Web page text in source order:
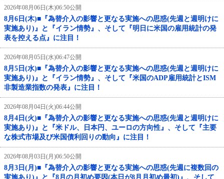
2026年08月06日(木)06:50公開
8月6日(木)■『為替介入の影響と更なる実施への思惑(先週と週明けに
実施あり)』と『イラン情勢』、そして『明日に米国の雇用統計の発
表を控える点』に注目！
2026年08月05日(水)06:47公開
8月5日(水)■『為替介入の影響と更なる実施への思惑(先週と週明けに
実施あり)』と『イラン情勢』、そして『米国のADP雇用統計とISM
非製造業指数の発表』に注目！
2026年08月04日(火)06:44公開
8月4日(火)■『為替介入の影響と更なる実施への思惑(先週と週明けに
実施あり)』と『米ドル、日本円、ユーロの方向性』、そして『主要
な株式市場及び米国債利回りの動向』に注目！
2026年08月03日(月)06:50公開
8月3日(月)■『為替介入の影響と更なる実施への思惑(先週に複数回の
実施あり)』と『8月の月初め要因(本日が8月月初め最初)』、そして